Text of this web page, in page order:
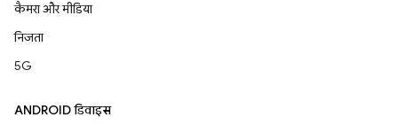
कैमरा और मीडिया
निजता
5G
ANDROID डिवाइस